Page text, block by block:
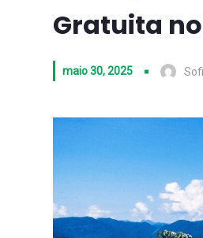
Gratuita
maio 30, 2025